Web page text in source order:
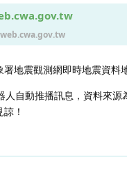
地震觀測網即時地震資料
自動推播訊息，資料來源
！